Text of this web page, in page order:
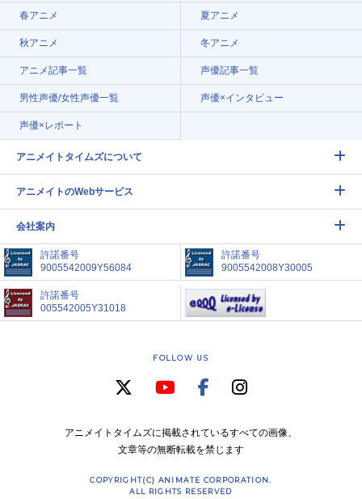
春アニメ 夏アニメ
秋アニメ 冬アニメ
アニメ記事一覧 声優記事一覧
男性声優/女性声優一覧 声優×インタビュー
声優×レポート
アニメイトタイムズについて
アニメイトのWebサービス
会社案内
許諾番号
9005542009Y56084
許諾番号
9005542008Y30005
許諾番号
005542005Y31018
FOLLOW US
アニメイトタイムズに掲載されているすべての画像、
文章等の無断転載を禁じます
COPYRIGHT(C) ANIMATE CORPORATION.
ALL RIGHTS RESERVED